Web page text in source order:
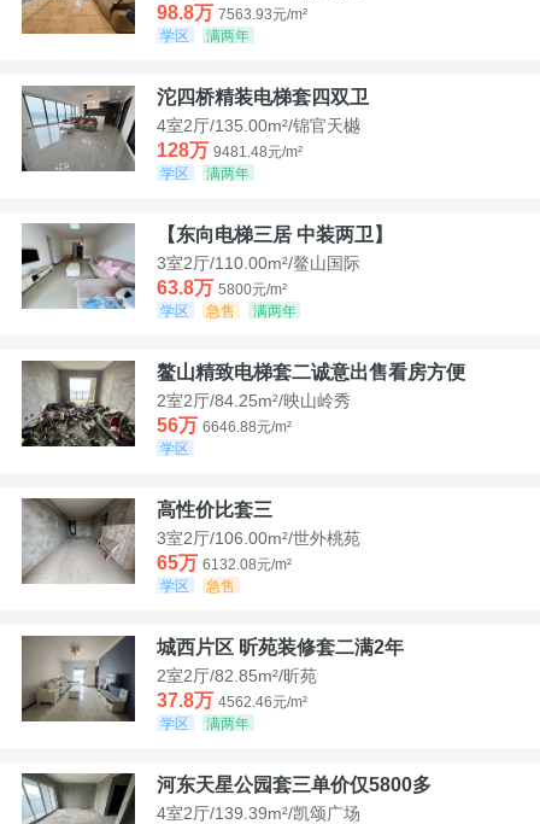
98.8万 7563.93元/m²
学区
满两年
沱四桥精装电梯套四双卫
4室2厅/135.00m²/锦官天樾
128万 9481.48元/m²
学区
满两年
【东向电梯三居 中装两卫】
3室2厅/110.00m²/鳌山国际
63.8万 5800元/m²
学区
急售 满两年
鳌山精致电梯套二诚意出售看房方便
2室2厅/84.25m²/映山岭秀
56万 6646.88元/m²
学区
高性价比套三
3室2厅/106.00m²/世外桃苑
65万 6132.08元/m²
学区
急售
城西片区 昕苑装修套二满2年
2室2厅/82.85m²/昕苑
37.8万 4562.46元/m²
学区
满两年
河东天星公园套三单价仅5800多
4室2厅/139.39m²/凯颂广场